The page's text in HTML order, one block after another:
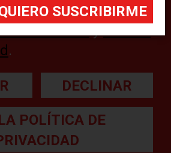
lea nuestra
.
DECLINAR
POLÍTICA DE